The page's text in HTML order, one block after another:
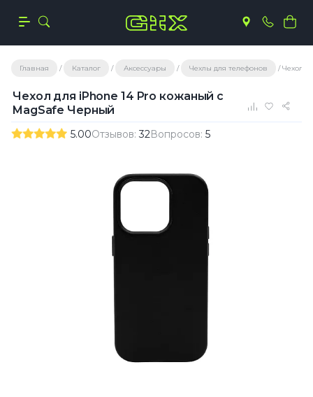
Главная Каталог Аксессуары Чехлы для телефонов Чехол
Чехол для iPhone 14 Pro кожаный с
MagSafe Черный
5.00Отзывов:32Вопросов: 5